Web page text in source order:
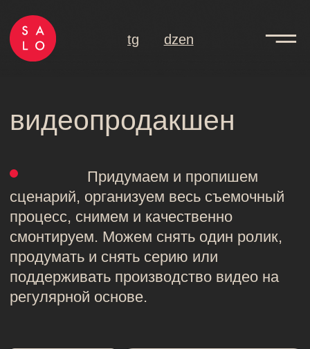
Придумаем и пропишем
сценарий, организуем весь съемочный
смонтируем. Можем снять один ролик,
продумать и снять серию или
поддерживать производство видео на
регулярной основе.
ИНФЛЮЕНС-МАРКЕТИНГ
ЯНДЕКС ПРОМОСТРАНИЦЫ
КОНТЕНТ-МАРКЕТИНГ ДИЗАЙН
ВСЕ ПРОЕКТЫ